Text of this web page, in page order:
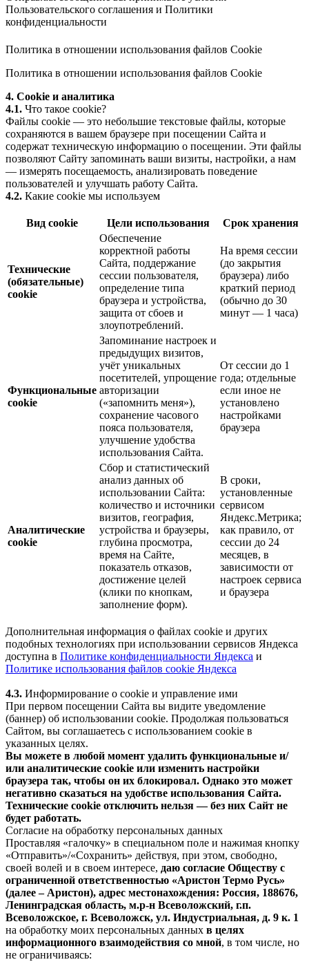
Пользовательского соглашения и Политики
конфиденциальности
Политика в отношении использования файлов Cookie
Политика в отношении использования файлов Cookie
4. Cookie и аналитика
4.1. Что такое cookie?
Файлы cookie — это небольшие текстовые файлы, которые
сохраняются в вашем браузере при посещении Сайта и
содержат техническую информацию о посещении. Эти файлы
позволяют Сайту запоминать ваши визиты, настройки, а нам
— измерять посещаемость, анализировать поведение
пользователей и улучшать работу Сайта.
4.2. Какие cookie мы используем
Вид cookie Цели использования Срок хранения
Технические
(обязательные)
cookie
Обеспечение
корректной работы
Сайта, поддержание
сессии пользователя,
определение типа
браузера и устройства,
защита от сбоев и
злоупотреблений.
На время сессии
(до закрытия
браузера) либо
краткий период
(обычно до 30
минут — 1 часа)
Функциональные
cookie
Запоминание настроек и
предыдущих визитов,
учёт уникальных
посетителей, упрощение
авторизации
(«запомнить меня»),
сохранение часового
пояса пользователя,
улучшение удобства
использования Сайта.
От сессии до 1
года; отдельные
если иное не
установлено
настройками
браузера
Аналитические
cookie
Сбор и статистический
анализ данных об
использовании Сайта:
количество и источники
визитов, география,
устройства и браузеры,
глубина просмотра,
время на Сайте,
показатель отказов,
достижение целей
(клики по кнопкам,
заполнение форм).
В сроки,
установленные
сервисом
Яндекс.Метрика;
как правило, от
сессии до 24
месяцев, в
зависимости от
настроек сервиса
и браузера
Дополнительная информация о файлах cookie и других
подобных технологиях при использовании сервисов Яндекса
доступна в Политике конфиденциальности Яндекса и
Политике использования файлов cookie Яндекса
4.3. Информирование о cookie и управление ими
При первом посещении Сайта вы видите уведомление
(баннер) об использовании cookie. Продолжая пользоваться
Сайтом, вы соглашаетесь с использованием cookie в
указанных целях.
Вы можете в любой момент удалить функциональные и/
или аналитические cookie или изменить настройки
браузера так, чтобы он их блокировал. Однако это может
негативно сказаться на удобстве использования Сайта.
Технические cookie отключить нельзя — без них Сайт не
будет работать.
Согласие на обработку персональных данных
Проставляя «галочку» в специальном поле и нажимая кнопку
«Отправить»/«Сохранить» действуя, при этом, свободно,
своей волей и в своем интересе, даю согласие Обществу с
ограниченной ответственностью «Аристон Термо Русь»
(далее – Аристон), адрес местонахождения: Россия, 188676,
Ленинградская область, м.р-н Всеволожский, г.п.
Всеволожское, г. Всеволожск, ул. Индустриальная, д. 9 к. 1
на обработку моих персональных данных в целях
информационного взаимодействия со мной, в том числе, но
не ограничиваясь: